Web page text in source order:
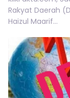
Rakyat Daerah
Haizul Maarif...